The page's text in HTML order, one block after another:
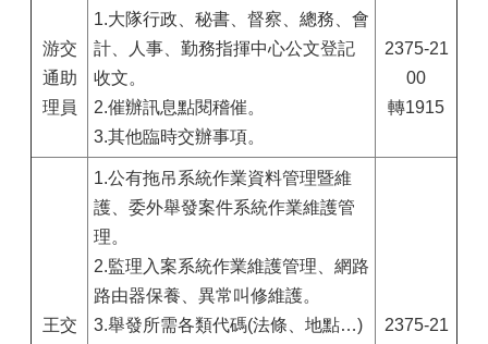
游交
通助
理員
1.大隊行政、秘書、督察、總務、會
計、人事、勤務指揮中心公文登記
收文。
2.催辦訊息點閱稽催。
3.其他臨時交辦事項。
2375-21
00
轉1915
王交
1.公有拖吊系統作業資料管理暨維
護、委外舉發案件系統作業維護管
理。
2.監理入案系統作業維護管理、網路
路由器保養、異常叫修維護。
3.舉發所需各類代碼(法條、地點…)
2375-21